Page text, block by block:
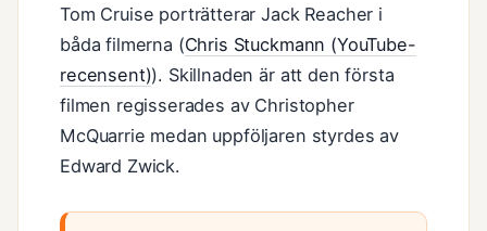
Tom Cruise porträtterar Jack Reacher i
båda filmerna (Chris Stuckmann (YouTube-
recensent)). Skillnaden är att den första
filmen regisserades av Christopher
McQuarrie medan uppföljaren styrdes av
Edward Zwick.